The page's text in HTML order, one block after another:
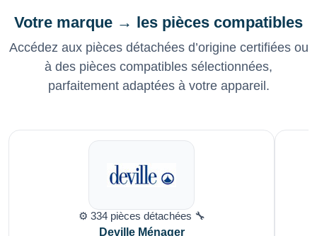
Votre marque → les pièces compatibles
Accédez aux pièces détachées d’origine certifiées ou
à des pièces compatibles sélectionnées,
parfaitement adaptées à votre appareil.
⚙️ 334 pièces détachées 🔧
Deville Ménager